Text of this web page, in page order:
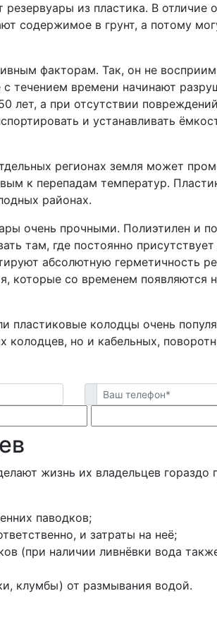
из пластика. В отличие
содержимое в грунт, а потому
факторам. Так, он не
течением времени начинают
лет, а при отсутствии
и устанавливать
регионах земля может
к перепадам температур.
районах.
очень прочными. Полиэтилен и
там, где постоянно
абсолютную герметичность
которые со временем появляются
пластиковые колодцы очень
колодцев, но и кабельных,
жизнь их владельцев
паводков;
и затраты на неё;
(при наличии ливнёвки вода
клумбы) от размывания водой.